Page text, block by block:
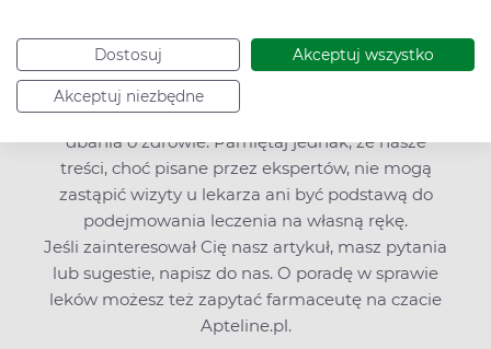
Dostosuj Akceptuj wszystko
Akceptuj niezbędne
suplementy diety, kosmetyki, testy diagnostyczne
i sprzęt medyczny, ale znajdziesz także bogatą
wiedzę o zdrowiu i profilaktyce chorób.
Edukujemy i zachęcamy do kompleksowego
dbania o zdrowie. Pamiętaj jednak, że nasze
treści, choć pisane przez ekspertów, nie mogą
zastąpić wizyty u lekarza ani być podstawą do
podejmowania leczenia na własną rękę.
Jeśli zainteresował Cię nasz artykuł, masz pytania
lub sugestie, napisz do nas. O poradę w sprawie
leków możesz też zapytać farmaceutę na czacie
Apteline.pl.